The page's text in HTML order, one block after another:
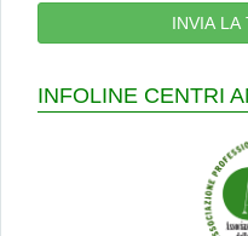
INFOLINE CENTRI